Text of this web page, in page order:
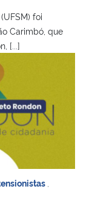
foi
Carimbó, que
[...]